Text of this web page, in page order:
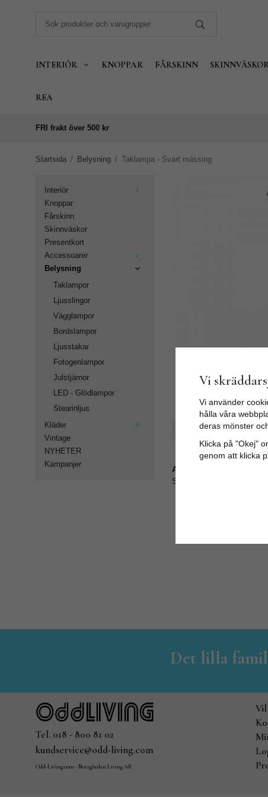
INTERIÖR KNOPPAR FÅRSKINN
REA
FRI frakt över 500 kr
Startsida / Belysning / Taklampa - Svart mässing
Interiör
Knoppar
Fårskinn
Skinnväskor
Presentkort
Accessoarer
Belysning
Taklampor
Ljusslingor
Vägglampor
Bordslampor
Ljusstakar
Fotogenlampor
Julstjärnor
LED - Glödlampor
Stearinljus
Kläder
Vintage
NYHETER
Kampanjer
Spara som favorit
Artikelnummer:
SA-2413-SBM
Det lilla
Tel. 018 - 800 81 02
kundservice@odd-living.com
Odd-Living.com - Norrgården Living AB
Vi
Vi använder
hålla våra
deras mönster
Klicka på "Okej"
genom att klicka